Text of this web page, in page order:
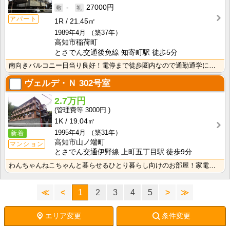
アパート
-
27000円
1R
21.45㎡
1989年4月
（築37年）
高知市稲荷町
とさでん交通後免線 知寄町駅 徒歩5分
南向きバルコニー日当り良好！電停まで徒歩圏内なので通勤通学に便利です！2面採光で風通しの良いお部屋！
ヴェルデ・Ｎ 302号室
新着
マンション
2.7万円
3000円
1K
19.04㎡
1995年4月
（築31年）
高知市山ノ端町
とさでん交通伊野線 上町五丁目駅 徒歩9分
わんちゃんねこちゃんと暮らせるひとり暮らし向けのお部屋！家電付きプラン選べます♪洗濯機・冷蔵庫・電子･･･
≪ < 1 2 3 4 5 > ≫
エリア変更 条件変更